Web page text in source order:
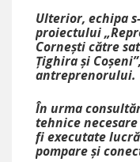
Ulterior, echipa
proiectului
Cornești către
Țighira și
antreprenorului.
În urma
tehnice
fi executate
pompare și